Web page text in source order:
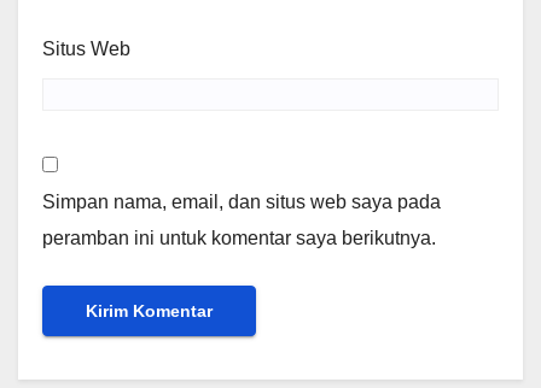
Situs Web
Simpan nama, email, dan situs web saya pada
peramban ini untuk komentar saya berikutnya.